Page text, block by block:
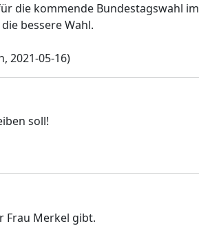
die kommende Bundestagswahl
bessere Wahl.
2021-05-16)
soll!
Frau Merkel gibt.